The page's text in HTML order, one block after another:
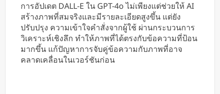
การอัปเดต DALL-E ใน GPT-4o ไม่เพียงแต่ช่วยให้ AI
สร้างภาพที่สมจริงและมีรายละเอียดสูงขึ้น แต่ยัง
ปรับปรุง ความเข้าใจคำสั่งจากผู้ใช้ ผ่านกระบวนการ
วิเคราะห์เชิงลึก ทำให้ภาพที่ได้ตรงกับข้อความที่ป้อน
มากขึ้น แก้ปัญหาการจับคู่ข้อความกับภาพที่อาจ
คลาดเคลื่อนในเวอร์ชันก่อน